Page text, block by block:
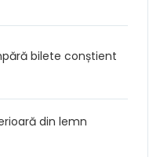
bilete conștient
din lemn